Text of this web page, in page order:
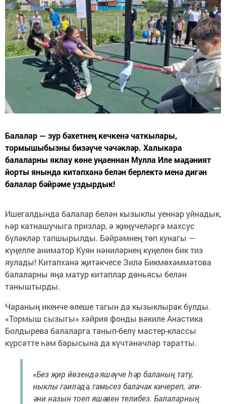
Балалар — зур бәхетнең кечкенә чаткылары,
тормышыбызны бизәүче чәчәкләр. Халыкара
балаларны яклау көне уңаеннан Мулла Иле мәдәният
йорты янында китапханә белән берлектә менә дигән
балалар бәйрәме уздырдык!
Ишегалдында балалар белән кызыклы уеннар уйнадык,
һәр катнашучыга призлар, ә җиңүчеләргә махсус
бүләкләр тапшырылды. Бәйрәмнең төп кунагы —
күңелле аниматор Куян нәниләрнең күңелен бик тиз
яулады! Китапханә җитәкчесе Зилә Бикмөхәммәтова
балаларны яңа матур китаплар дөньясы белән
таныштырды.
Чараның икенче өлеше тагын да кызыклырак булды.
«Тормыш сызыгы» хәйрия фонды вәкиле Анастика
Болдырева балаларга танып-белү мастер-классы
күрсәтте һәм барысына да күчтәнәчләр таратты.
«Без җир йөзендә яшәүче һәр баланың тату,
ныклы гаиләдә, гамьсез балачак кичереп, әти-
әни назын тоеп яшәвен телибез. Балаларның